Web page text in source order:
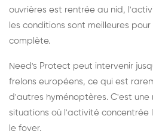
ouvrières est rentrée au nid,
les conditions sont meilleures
complète.
Need's Protect peut intervenir
frelons européens, ce qui est
d'autres hyménoptères. C'est
situations où l'activité concentrée
le foyer.